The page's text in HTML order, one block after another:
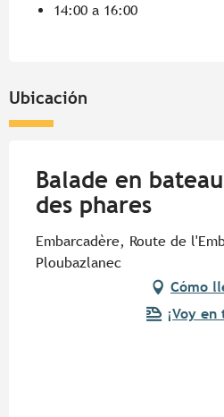
14:00 a 16:00
Ubicación
Balade en
des phares
Embarcadère, Route de
Ploubazlanec
Cómo
¡Voy en